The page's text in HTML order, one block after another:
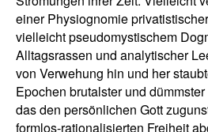
einer Physiognomie
vielleicht pseudomystischem
Alltagsrassen und analytischer
von Verwehung hin und her
Epochen brutalster und
das den persönlichen Gott
formlos-rationalisierten Freiheit